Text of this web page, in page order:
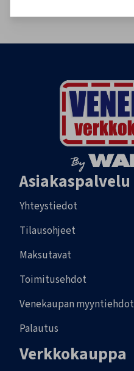
Asiakaspalvelu
Yhteystiedot
Tilausohjeet
Maksutavat
Toimitusehdot
Venekaupan myyntiehdot
Palautus
Verkkokauppa